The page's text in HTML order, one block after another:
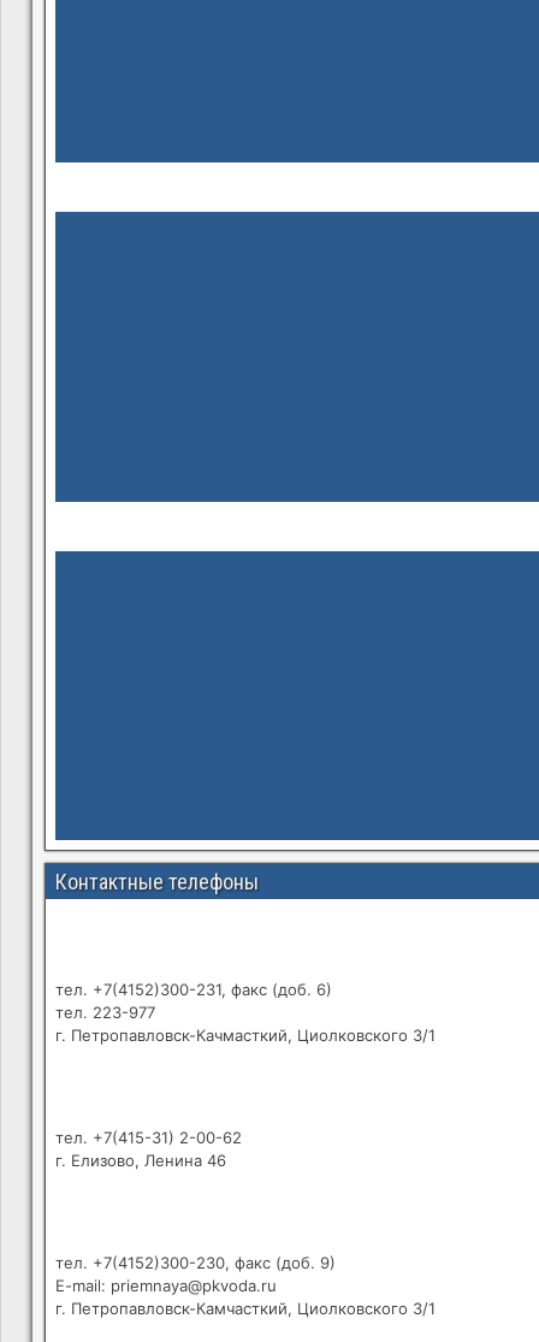
Контактные телефоны
тел. +7(4152)300-231, факс (доб. 6)
тел. 223-977
г. Петропавловск-Качмасткий, Циолковского 3/1
тел. +7(415-31) 2-00-62
г. Елизово, Ленина 46
тел. +7(4152)300-230, факс (доб. 9)
E-mail: priemnaya@pkvoda.ru
г. Петропавловск-Камчасткий, Циолковского 3/1